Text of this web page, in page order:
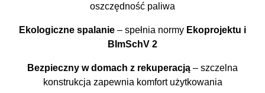
oszczędność paliwa
Ekologiczne spalanie – spełnia normy Ekoprojektu i
BImSchV 2
Bezpieczny w domach z rekuperacją – szczelna
konstrukcja zapewnia komfort użytkowania